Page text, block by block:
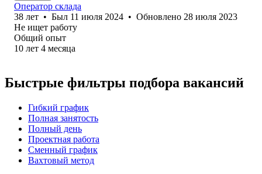
Оператор склада
38 лет • Был 11 июля 2024 • Обновлено 28 июля 2023
Не ищет работу
Общий опыт
10 лет 4 месяца
Быстрые фильтры подбора вакансий
Гибкий график
Полная занятость
Полный день
Проектная работа
Сменный график
Вахтовый метод